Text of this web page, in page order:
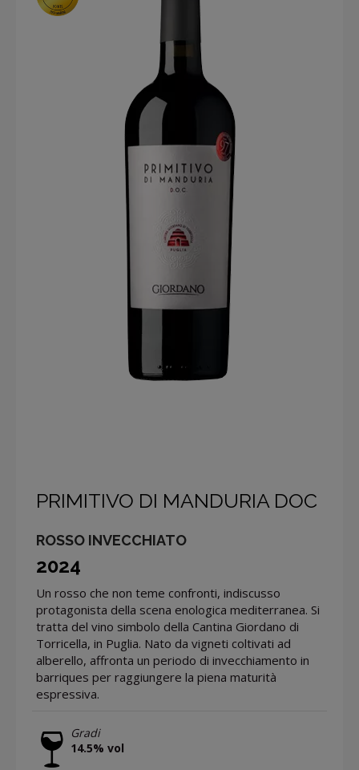
PRIMITIVO DI MANDURIA DOC
ROSSO INVECCHIATO
2024
Un rosso che non teme confronti, indiscusso
protagonista della scena enologica mediterranea. Si
tratta del vino simbolo della Cantina Giordano di
Torricella, in Puglia. Nato da vigneti coltivati ad
alberello, affronta un periodo di invecchiamento in
barriques per raggiungere la piena maturità
espressiva.
Gradi
14.5% vol